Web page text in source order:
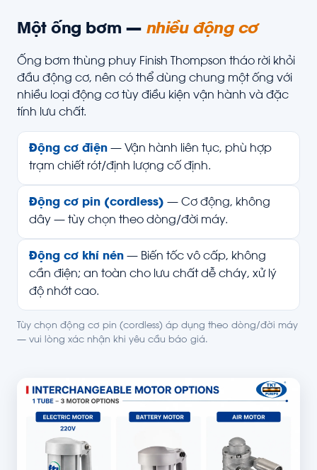
Một ống bơm — nhiều động cơ
Ống bơm thùng phuy Finish Thompson tháo rời khỏi
đầu động cơ, nên có thể dùng chung một ống với
nhiều loại động cơ tùy điều kiện vận hành và đặc
tính lưu chất.
Động cơ điện — Vận hành liên tục, phù hợp
trạm chiết rót/định lượng cố định.
Động cơ pin (cordless) — Cơ động, không
dây — tùy chọn theo dòng/đời máy.
Động cơ khí nén — Biến tốc vô cấp, không
cần điện; an toàn cho lưu chất dễ cháy, xử lý
độ nhớt cao.
Tùy chọn động cơ pin (cordless) áp dụng theo dòng/đời máy
— vui lòng xác nhận khi yêu cầu báo giá.